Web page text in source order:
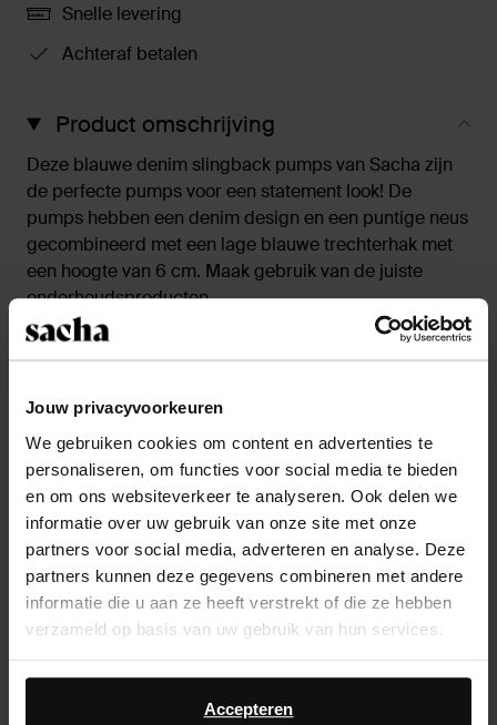
Jouw privacyvoorkeuren
We gebruiken cookies om content en advertenties te
personaliseren, om functies voor social media te bieden
en om ons websiteverkeer te analyseren. Ook delen we
informatie over uw gebruik van onze site met onze
partners voor social media, adverteren en analyse. Deze
partners kunnen deze gegevens combineren met andere
informatie die u aan ze heeft verstrekt of die ze hebben
verzameld op basis van uw gebruik van hun services.
Daarnaast werken wij samen met Google voor
advertentie- en meetdoeleinden. Meer informatie over
Accepteren
Snelle levering
Achteraf betalen
Product omschrijving
Deze blauwe denim slingback pumps van Sacha zijn
de perfecte pumps voor een statement look! De
pumps hebben een denim design en een puntige neus
gecombineerd met een lage blauwe trechterhak met
een hoogte van 6 cm. Maak gebruik van de juiste
onderhoudsproducten.
ga terug
Anderen kochten ook
- 20%
Item
1